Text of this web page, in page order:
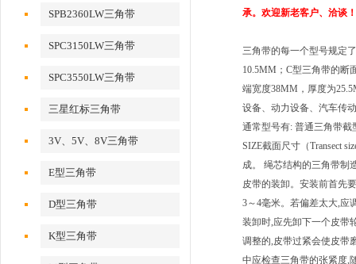
SPB2360LW三角带
SPC3150LW三角带
SPC3550LW三角带
三星红标三角带
3V、5V、8V三角带
E型三角带
D型三角带
K型三角带
承。欢迎新老客户、洽谈！
三角带的每一个型号规定
10.5MM；C型三角带的断
端宽度38MM，厚度为
设备、动力设备、汽车传
通常型号有: 普通三角带截
SIZE截面尺寸（Transect
成。 绳芯结构的三角带制
皮带的装卸。安装前首先
3～4毫米。若偏差太大,应
装卸时,应先卸下一个皮带
调整的,皮带过紧会使皮带
中应检查三角带的张紧度,